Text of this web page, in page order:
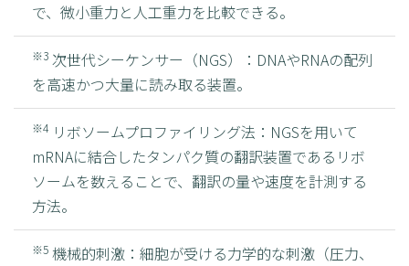
で、微小重力と人工重力を比較できる。
※3 次世代シーケンサー（NGS）：DNAやRNAの配列
を高速かつ大量に読み取る装置。
※4 リボソームプロファイリング法：NGSを用いて
mRNAに結合したタンパク質の翻訳装置であるリボ
ソームを数えることで、翻訳の量や速度を計測する
方法。
※5 機械的刺激：細胞が受ける力学的な刺激（圧力、